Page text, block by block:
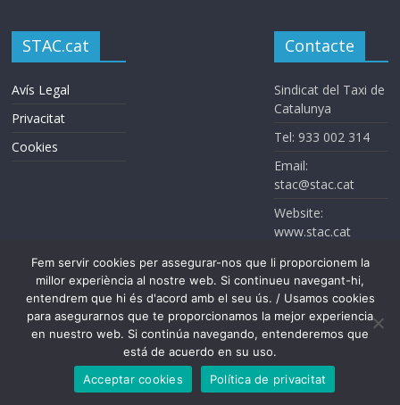
STAC.cat
Avís Legal
Privacitat
Cookies
Contacte
Sindicat del Taxi de
Catalunya
Tel: 933 002 314
Email:
stac@stac.cat
Website:
www.stac.cat
Sindicat del Taxi de Catalunya. Todos los derechos reservados
Fem servir cookies per assegurar-nos que li proporcionem la
millor experiència al nostre web. Si continueu navegant-hi,
entendrem que hi és d'acord amb el seu ús. / Usamos cookies
para asegurarnos que te proporcionamos la mejor experiencia
en nuestro web. Si continúa navegando, entenderemos que
está de acuerdo en su uso.
Acceptar cookies
Política de privacitat